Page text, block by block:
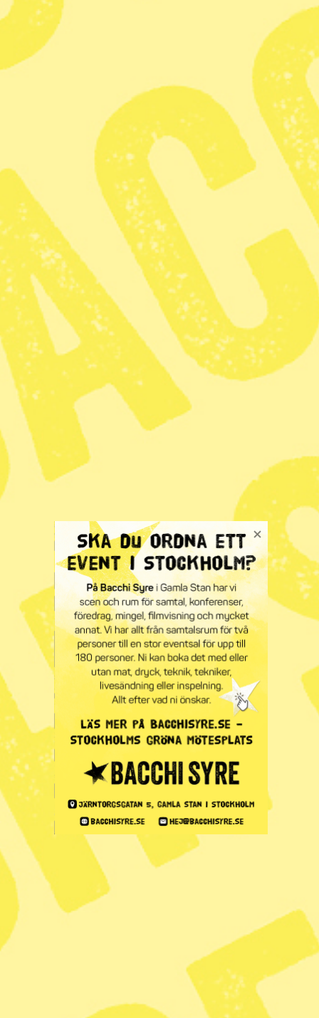
”Den kinesiska diktaturen kan bara
bojkottas bort”
Glöd
”Jag skulle rösta ja till en renare
planet”
Glöd– Debatt
Piggare Finland med basinkomst
Glöd – Under ytan
Finlands tvååriga försök med
basinkomst är över och på veckans…
Prenumerera påSyre